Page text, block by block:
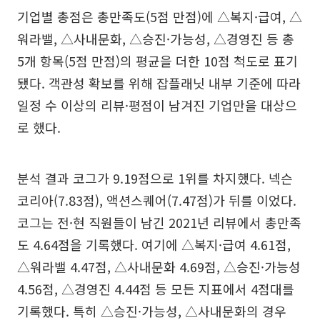
기업별 총점은 총만족도(5점 만점)에 △복지·급여, △
워라밸, △사내문화, △승진·가능성, △경영진 등 총
5개 항목(5점 만점)의 평균을 더한 10점 척도로 표기
됐다. 객관성 확보를 위해 잡플래닛 내부 기준에 따라
일정 수 이상의 리뷰·평점이 남겨진 기업만을 대상으
로 했다.
분석 결과 코그가 9.19점으로 1위를 차지했다. 넥슨
코리아(7.83점), 액션스퀘어(7.47점)가 뒤를 이었다.
코그는 전·현 직원들이 남긴 2021년 리뷰에서 총만족
도 4.64점을 기록했다. 여기에 △복지·급여 4.61점,
△워라밸 4.47점, △사내문화 4.69점, △승진·가능성
4.56점, △경영진 4.44점 등 모든 지표에서 4점대를
기록했다. 특히 △승진·가능성, △사내문화의 경우